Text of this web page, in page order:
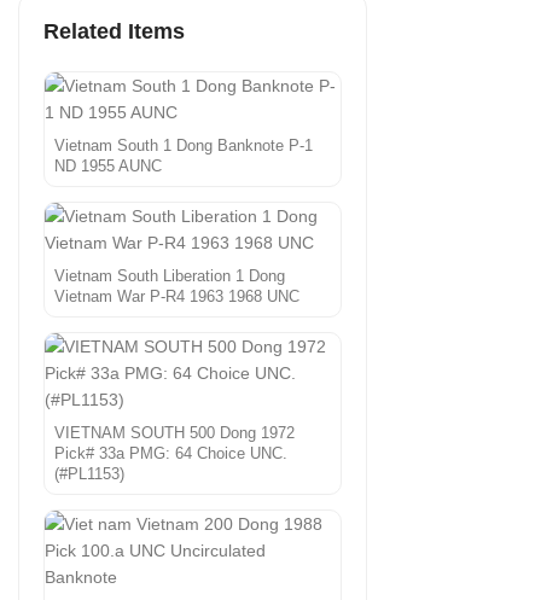
Related Items
Vietnam South 1 Dong Banknote P-1
ND 1955 AUNC
Vietnam South Liberation 1 Dong
Vietnam War P-R4 1963 1968 UNC
VIETNAM SOUTH 500 Dong 1972
Pick# 33a PMG: 64 Choice UNC.
(#PL1153)